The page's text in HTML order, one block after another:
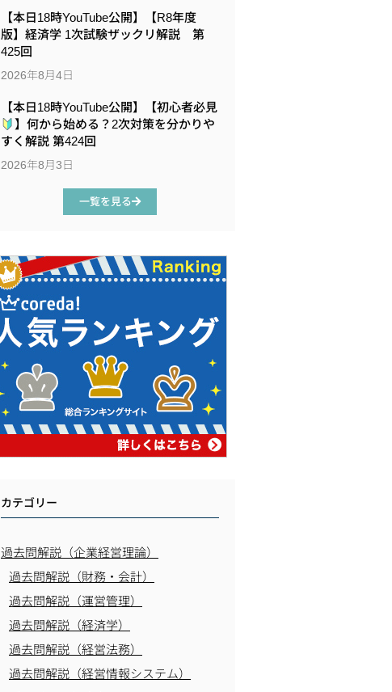
【本日18時YouTube公開】【R8年度
版】経済学 1次試験ザックリ解説 第
425回
2026年8月4日
【本日18時YouTube公開】【初心者必見
】何から始める？2次対策を分かりや
すく解説 第424回
2026年8月3日
一覧を見る
カテゴリー
過去問解説（企業経営理論）
過去問解説（財務・会計）
過去問解説（運営管理）
過去問解説（経済学）
過去問解説（経営法務）
過去問解説（経営情報システム）